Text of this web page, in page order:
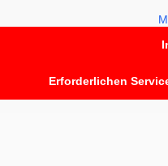
Erforderlichen